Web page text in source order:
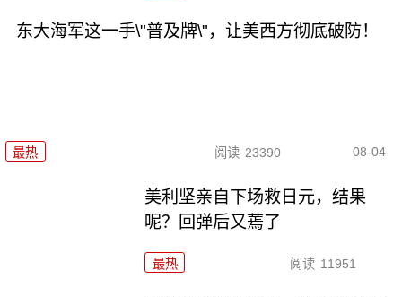
东大海军这一手\"普及牌\"，让美西方彻底破防！
最热 阅读 23390 08-04
美利坚亲自下场救日元，结果
呢？回弹后又蔫了
最热 阅读 11951